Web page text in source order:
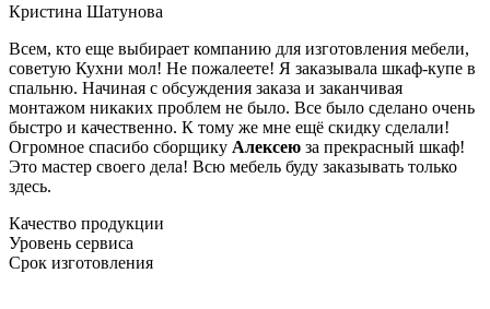
Кристина Шатунова
Всем, кто еще выбирает компанию для изготовления мебели,
советую Кухни мол! Не пожалеете! Я заказывала шкаф-купе в
спальню. Начиная с обсуждения заказа и заканчивая
монтажом никаких проблем не было. Все было сделано очень
быстро и качественно. К тому же мне ещё скидку сделали!
Огромное спасибо сборщику Алексею за прекрасный шкаф!
Это мастер своего дела! Всю мебель буду заказывать только
здесь.
Качество продукции
Уровень сервиса
Срок изготовления